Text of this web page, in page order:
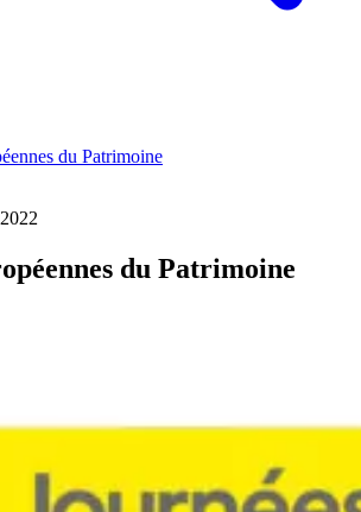
du Patrimoine
du Patrimoine